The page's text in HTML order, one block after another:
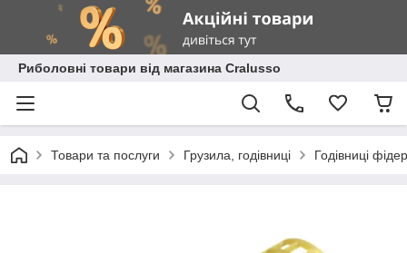
Риболовні товари від магазина Cralusso
Товари та послуги Грузила, годівниці Годівниці